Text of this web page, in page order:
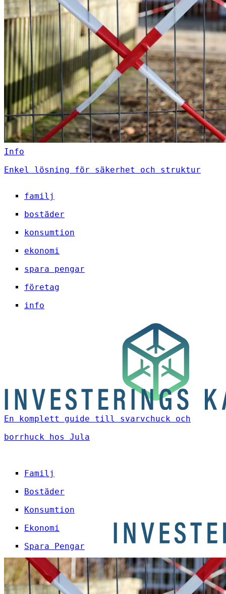
Info
Enkel lösning för säkerhet och struktur
familj
bostäder
konsumtion
ekonomi
spara pengar
företag
info
En komplett guide till svarvchuck och
borrhuck hos Jula
Familj
Bostäder
Konsumtion
Ekonomi
Spara Pengar
Företag
Info